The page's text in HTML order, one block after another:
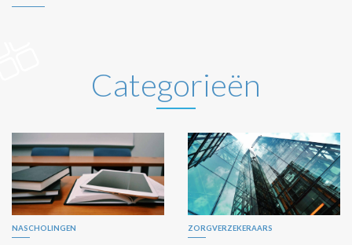
Categorieën
NASCHOLINGEN ZORGVERZEKERAARS